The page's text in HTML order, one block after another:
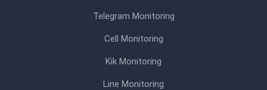
Telegram Monitoring
Cell Monitoring
Kik Monitoring
Line Monitoring